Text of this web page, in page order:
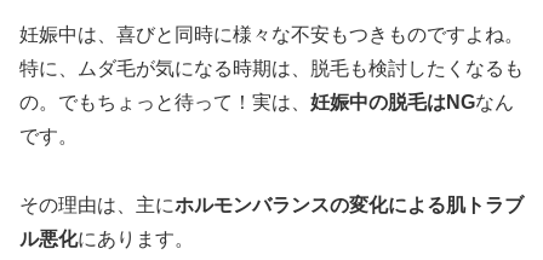
妊娠中は、喜びと同時に様々な不安もつきものですよね。
特に、ムダ毛が気になる時期は、脱毛も検討したくなるも
の。でもちょっと待って！実は、 妊娠中の脱毛はNGなん
です。
その理由は、主にホルモンバランスの変化による肌トラブ
ル悪化にあります。